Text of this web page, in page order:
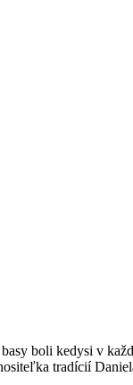
boli kedysi v
tradícií